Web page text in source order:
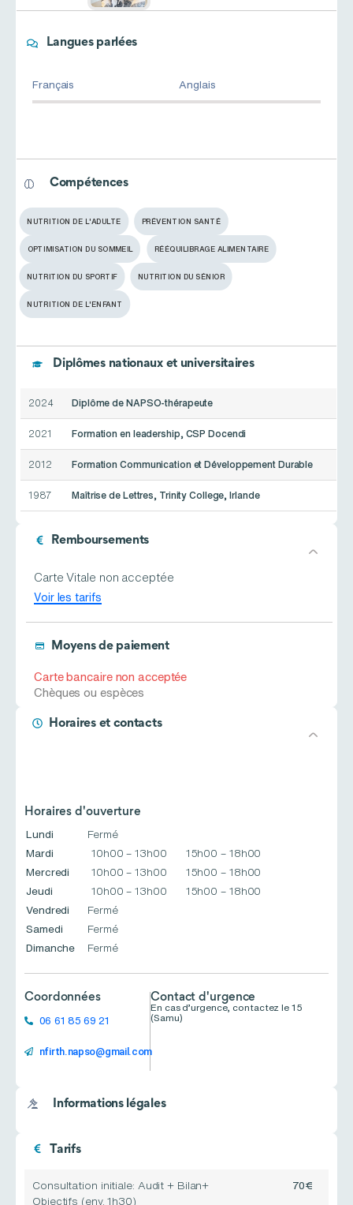
Langues parlées
Français Anglais
Compétences
NUTRITION DE L'ADULTE PRÉVENTION SANTÉ
OPTIMISATION DU SOMMEIL RÉÉQUILIBRAGE ALIMENTAIRE
NUTRITION DU SPORTIF NUTRITION DU SÉNIOR
NUTRITION DE L'ENFANT
Diplômes nationaux et universitaires
2024 Diplôme de NAPSO-thérapeute
2021 Formation en leadership, CSP Docendi
2012 Formation Communication et Développement Durable
1987 Maîtrise de Lettres, Trinity College, Irlande
Remboursements
Carte Vitale non acceptée
Voir les tarifs
Moyens de paiement
Carte bancaire non acceptée
Chèques ou espèces
Horaires et contacts
Horaires d'ouverture
Lundi
Fermé
Mardi
10h00 – 13h00
15h00 – 18h00
Mercredi
10h00 – 13h00
15h00 – 18h00
Jeudi
10h00 – 13h00
15h00 – 18h00
Vendredi
Fermé
Samedi
Fermé
Dimanche
Fermé
Coordonnées
06 61 85 69 21
nfirth.napso@gmail.com
Contact d'urgence
En cas d’urgence, contactez le 15
(Samu)
Informations légales
Tarifs
Consultation initiale: Audit + Bilan+
Objectifs (env. 1h30)
70€